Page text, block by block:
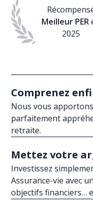
Meilleur PER
2025
Comprenez
Nous vous
parfaitement
retraite.
Mettez votre
Investissez
Assurance-vie avec
objectifs financiers…